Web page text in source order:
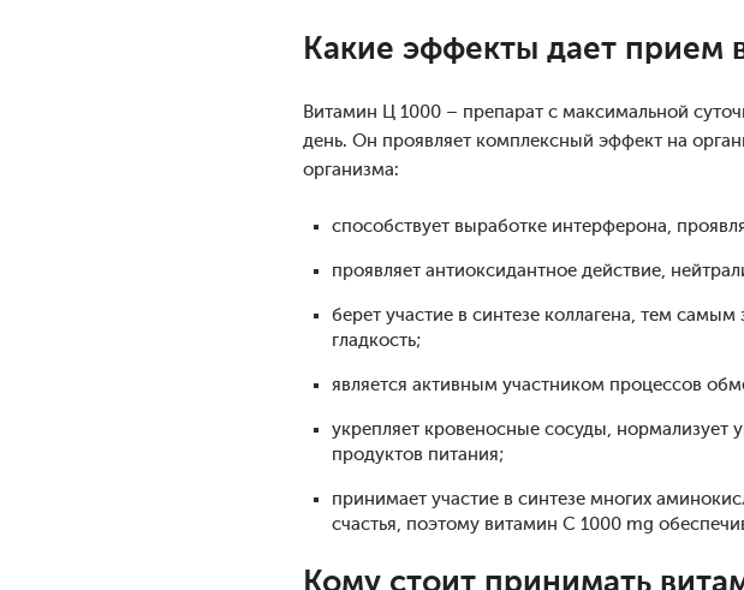
Какие эффекты дает прием
Витамин Ц 1000 – препарат с максимальной
день. Он проявляет комплексный эффект на
организма:
способствует выработке интерферона,
проявляет антиоксидантное действие,
берет участие в синтезе коллагена, тем
гладкость;
является активным участником процессов
укрепляет кровеносные сосуды, нормализует
продуктов питания;
принимает участие в синтезе многих
счастья, поэтому витамин C 1000 mg